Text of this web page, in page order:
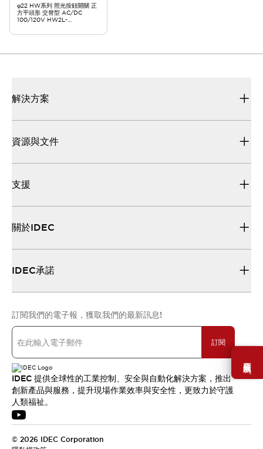
需要幫助嗎？
φ22 HW系列 照光按鈕開關 正
方平頭形 交替型 AC/DC
100/120V HW2L-
解決方案
資源與文件
支援
關於IDEC
IDEC承諾
訂閱我們的電子報，獲取我們的最新訊息!
訂閱
IDEC 提供全球性的工業控制、安全與自動化解決方案，推出
創新產品與服務，提升現場作業效率與安全性，更致力於守護
人類福祉。
© 2026 IDEC Corporation